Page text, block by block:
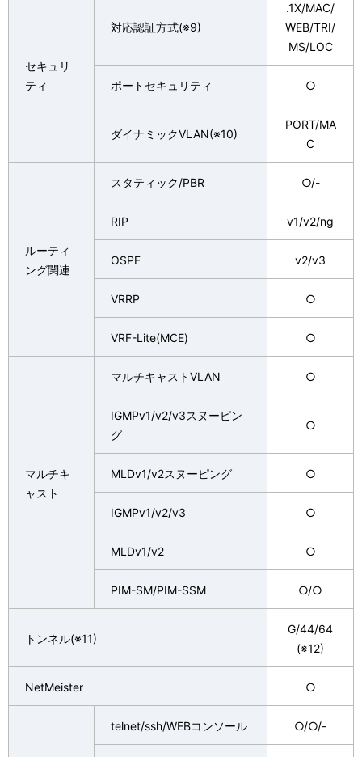
セキュリ
ティ
対応認証方式(※9)
.1X/MAC/
WEB/TRI/
MS/LOC
ポートセキュリティ ○
ダイナミックVLAN(※10)
PORT/MA
C
ルーティ
ング関連
スタティック/PBR ○/-
RIP v1/v2/ng
OSPF v2/v3
VRRP ○
VRF-Lite(MCE) ○
マルチキ
ャスト
マルチキャストVLAN ○
IGMPv1/v2/v3スヌーピン
グ
○
MLDv1/v2スヌーピング ○
IGMPv1/v2/v3 ○
MLDv1/v2 ○
PIM-SM/PIM-SSM ○/○
トンネル(※11)
G/44/64
(※12)
NetMeister ○
telnet/ssh/WEBコンソール ○/○/-